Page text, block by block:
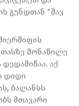
გუნდთან “შავ
მონაწილე
აქ
დიდი
ბალანსს
მთავარი